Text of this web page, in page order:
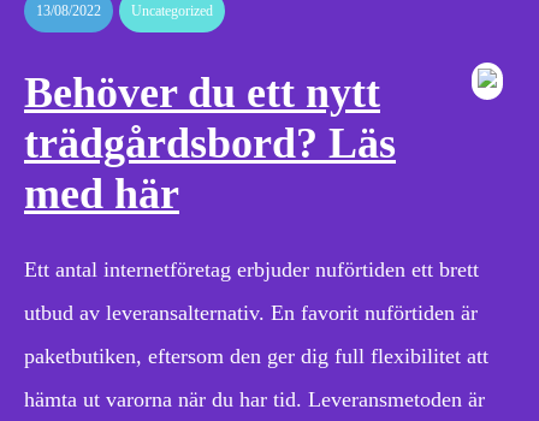
13/08/2022 Uncategorized
Behöver du ett nytt
trädgårdsbord? Läs
med här
Ett antal internetföretag erbjuder nuförtiden ett brett
utbud av leveransalternativ. En favorit nuförtiden är
paketbutiken, eftersom den ger dig full flexibilitet att
hämta ut varorna när du har tid. Leveransmetoden är